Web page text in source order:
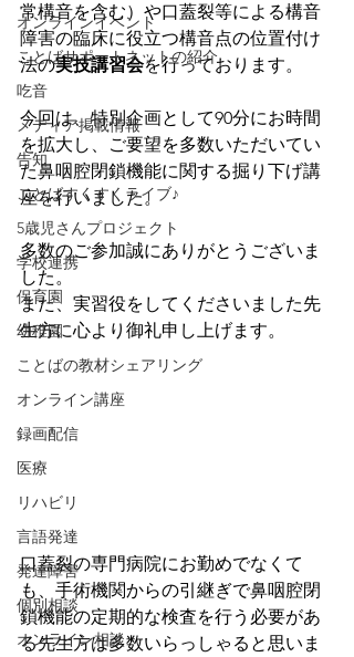
オンラインイベント
ことばサポートネットの紹介
吃音
メディア掲載情報
告知
ことばすくすくライブ♪
5歳児さんプロジェクト
学校連携
保育園
幼稚園
ことばの教材シェアリング
オンライン講座
録画配信
医療
リハビリ
言語発達
発達障害
個別相談
オンライン相談
常構音を含む）や口蓋裂等による構音
障害の臨床に役立つ構音点の位置付け
法の実技講習会を行っております。
今回は、特別企画として90分にお時間
を拡大し、ご要望を多数いただいてい
た鼻咽腔閉鎖機能に関する掘り下げ講
座を行いました。
多数のご参加誠にありがとうございま
した。
また、実習役をしてくださいました先
生方に心より御礼申し上げます。
口蓋裂の専門病院にお勤めでなくて
も、手術機関からの引継ぎで鼻咽腔閉
鎖機能の定期的な検査を行う必要があ
る先生方は多数いらっしゃると思いま